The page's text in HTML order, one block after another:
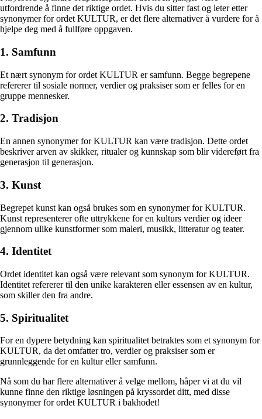
utfordrende å finne det riktige ordet. Hvis du sitter fast og leter etter
synonymer for ordet KULTUR, er det flere alternativer å vurdere for å
hjelpe deg med å fullføre oppgaven.
1. Samfunn
Et nært synonym for ordet KULTUR er samfunn. Begge begrepene
refererer til sosiale normer, verdier og praksiser som er felles for en
gruppe mennesker.
2. Tradisjon
En annen synonymer for KULTUR kan være tradisjon. Dette ordet
beskriver arven av skikker, ritualer og kunnskap som blir videreført fra
generasjon til generasjon.
3. Kunst
Begrepet kunst kan også brukes som en synonymer for KULTUR.
Kunst representerer ofte uttrykkene for en kulturs verdier og ideer
gjennom ulike kunstformer som maleri, musikk, litteratur og teater.
4. Identitet
Ordet identitet kan også være relevant som synonym for KULTUR.
Identitet refererer til den unike karakteren eller essensen av en kultur,
som skiller den fra andre.
5. Spiritualitet
For en dypere betydning kan spiritualitet betraktes som et synonym for
KULTUR, da det omfatter tro, verdier og praksiser som er
grunnleggende for en kultur eller samfunn.
Nå som du har flere alternativer å velge mellom, håper vi at du vil
kunne finne den riktige løsningen på kryssordet ditt, med disse
synonymer for ordet KULTUR i bakhodet!